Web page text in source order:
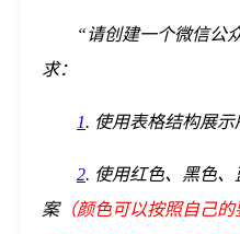
“请创建一个微信公
求：
1. 使用表格结构展示
2. 使用红色、黑色
案（颜色可以按照自己